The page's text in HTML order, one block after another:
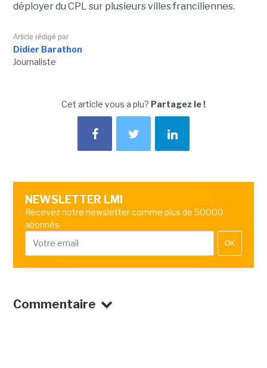
déployer du CPL sur plusieurs villes franciliennes.
Article rédigé par
Didier Barathon
Journaliste
Cet article vous a plu? Partagez le !
NEWSLETTER LMI
Recevez notre newsletter comme plus de 50000
abonnés
OK
Commentaire